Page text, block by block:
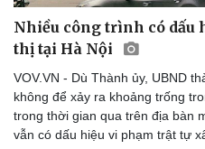
Nhiều công trình có dấu
thị tại Hà Nội
VOV.VN - Dù Thành ủy, UBND
không để xảy ra khoảng trống
trong thời gian qua trên địa bàn
vẫn có dấu hiệu vi phạm trật tự